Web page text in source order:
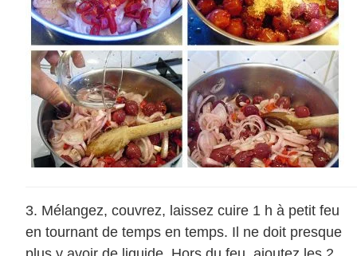
Mélangez, couvrez, laissez cuire 1 h à petit feu
en tournant de temps en temps. Il ne doit presque